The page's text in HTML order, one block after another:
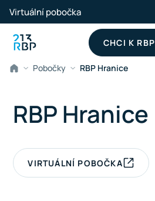
Přeskočit na hlavní obsah
Virtuální pobočka
CHCI K RBP
Pobočky RBP Hranice
RBP Hranice
VIRTUÁLNÍ POBOČKA